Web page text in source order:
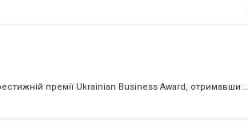
премії Ukrainian Business Award, отримавши...